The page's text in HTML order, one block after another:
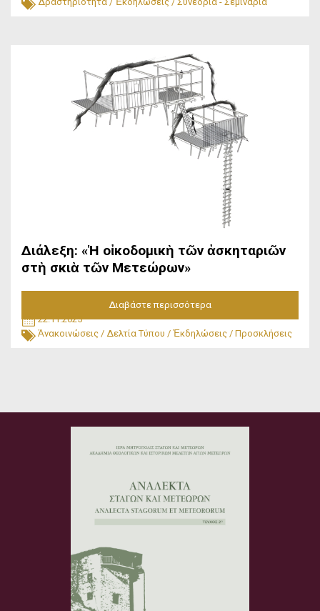
Διάλεξη: «Ἡ οἰκοδομικὴ τῶν ἀσκηταριῶν
στὴ σκιὰ τῶν Μετεώρων»
Διαβάστε περισσότερα
22.11.2025
Ἀνακοινώσεις / Δελτία Τύπου / Ἐκδηλώσεις / Προσκλήσεις